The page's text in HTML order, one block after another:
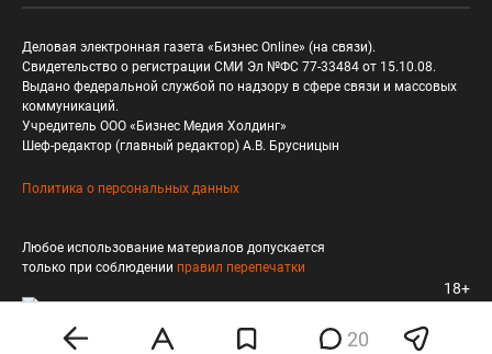
20
Деловая электронная газета «Бизнес Online» (на связи).
Свидетельство о регистрации СМИ Эл №ФС 77-33484 от 15.10.08.
Выдано федеральной службой по надзору в сфере связи и массовых
коммуникаций.
Учредитель ООО «Бизнес Медия Холдинг»
Шеф-редактор (главный редактор) А.В. Брусницын
Политика о персональных данных
Любое использование материалов допускается
только при соблюдении правил перепечатки
18+